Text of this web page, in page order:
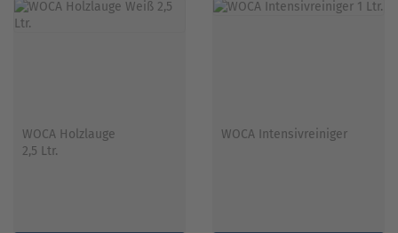
WOCA Holzlauge
2,5 Ltr.
WOCA Intensivreiniger